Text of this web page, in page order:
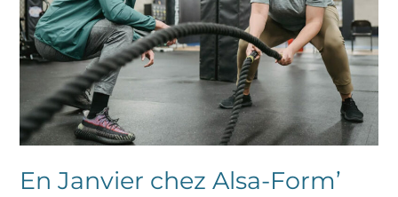
En Janvier chez Alsa-Form’
Form’